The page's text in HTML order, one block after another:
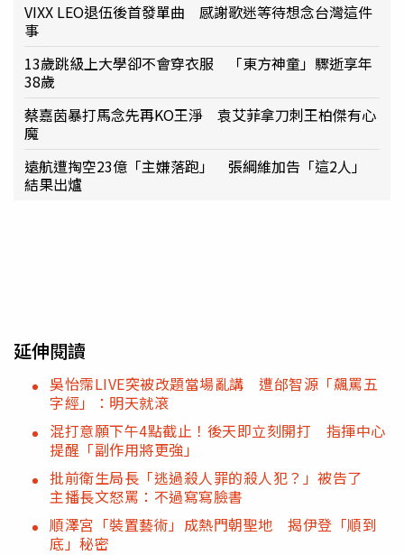
VIXX LEO退伍後首發單曲 感謝歌迷等待想念台灣這件
事
13歲跳級上大學卻不會穿衣服 「東方神童」驟逝享年
38歲
蔡嘉茵暴打馬念先再KO王淨 袁艾菲拿刀刺王柏傑有心
魔
遠航遭掏空23億「主嫌落跑」 張綱維加告「這2人」
結果出爐
延伸閱讀
吳怡霈LIVE突被改題當場亂講 遭邰智源「飆罵五
字經」：明天就滾
混打意願下午4點截止！後天即立刻開打 指揮中心
提醒「副作用將更強」
批前衛生局長「逃過殺人罪的殺人犯？」被告了
主播長文怒罵：不過寫寫臉書
順澤宮「裝置藝術」成熱門朝聖地 揭伊登「順到
底」秘密